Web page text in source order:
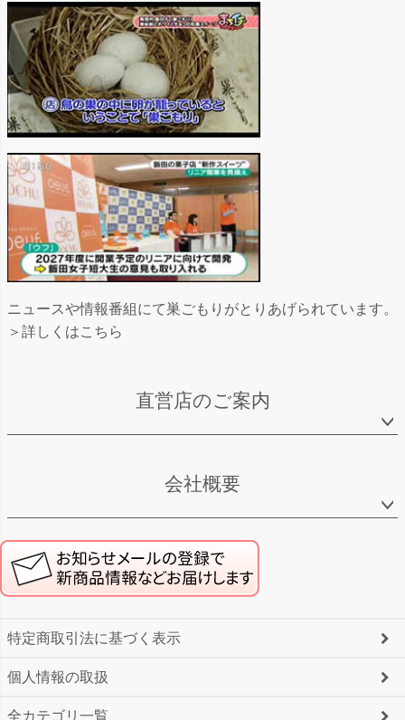
ニュースや情報番組にて巣ごもりがとりあげられています。
＞詳しくはこちら
直営店のご案内
会社概要
特定商取引法に基づく表示
個人情報の取扱
全カテゴリ一覧